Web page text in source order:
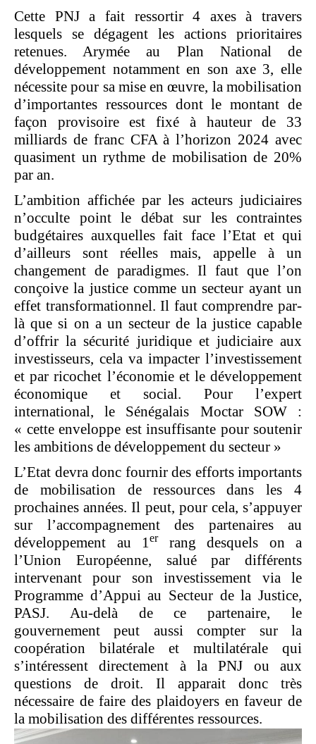
Cette PNJ a fait ressortir 4 axes à travers
lesquels se dégagent les actions prioritaires
retenues. Arymée au Plan National de
développement notamment en son axe 3, elle
nécessite pour sa mise en œuvre, la mobilisation
d’importantes ressources dont le montant de
façon provisoire est fixé à hauteur de 33
milliards de franc CFA à l’horizon 2024 avec
quasiment un rythme de mobilisation de 20%
par an.
L’ambition affichée par les acteurs judiciaires
n’occulte point le débat sur les contraintes
budgétaires auxquelles fait face l’Etat et qui
d’ailleurs sont réelles mais, appelle à un
changement de paradigmes. Il faut que l’on
conçoive la justice comme un secteur ayant un
effet transformationnel. Il faut comprendre par-
là que si on a un secteur de la justice capable
d’offrir la sécurité juridique et judiciaire aux
investisseurs, cela va impacter l’investissement
et par ricochet l’économie et le développement
économique et social. Pour l’expert
international, le Sénégalais Moctar SOW :
« cette enveloppe est insuffisante pour soutenir
les ambitions de développement du secteur »
L’Etat devra donc fournir des efforts importants
de mobilisation de ressources dans les 4
prochaines années. Il peut, pour cela, s’appuyer
sur l’accompagnement des partenaires au
développement au 1errang desquels on a
l’Union Européenne, salué par différents
intervenant pour son investissement via le
Programme d’Appui au Secteur de la Justice,
PASJ. Au-delà de ce partenaire, le
gouvernement peut aussi compter sur la
coopération bilatérale et multilatérale qui
s’intéressent directement à la PNJ ou aux
questions de droit. Il apparait donc très
nécessaire de faire des plaidoyers en faveur de
la mobilisation des différentes ressources.